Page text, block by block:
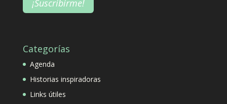
Categorías
Agenda
Historias inspiradoras
Links útiles